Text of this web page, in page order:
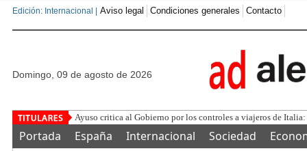
Edición: Internacional | Aviso legal Condiciones generales Contacto
domingo, 09 de agosto de 2026
¿Se puede comprar un
Portada España Internacional Sociedad